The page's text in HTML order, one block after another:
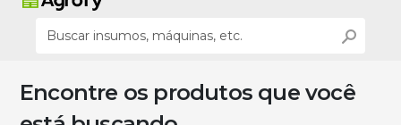
Encontre os produtos que você